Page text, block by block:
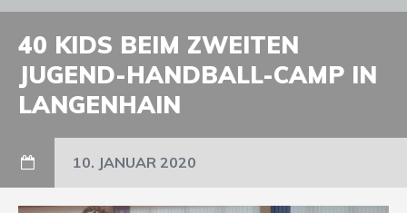
40 KIDS BEIM ZWEITEN
JUGEND-HANDBALL-CAMP IN
LANGENHAIN
10. JANUAR 2020